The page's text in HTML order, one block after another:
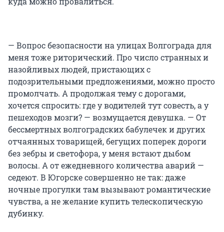
— Вопрос безопасности на улицах Волгограда для
меня тоже риторический. Про число странных и
назойливых людей, пристающих с
подозрительными предложениями, можно просто
промолчать. А продолжая тему с дорогами,
хочется спросить: где у водителей тут совесть, а у
пешеходов мозги? — возмущается девушка. — От
бессмертных волгоградских бабулечек и других
отчаянных товарищей, бегущих поперек дороги
без зебры и светофора, у меня встают дыбом
волосы. А от ежедневного количества аварий —
седеют. В Югорске совершенно не так: даже
ночные прогулки там вызывают романтические
чувства, а не желание купить телескопическую
дубинку.